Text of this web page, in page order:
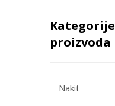
Kategorije
proizvoda
Nakit